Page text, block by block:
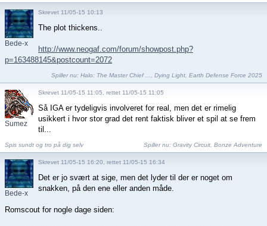
Bede-x
Skrevet 11/05-15 10:13
The plot thickens..
http://www.neogaf.com/forum/showpost.php?
p=163488145&postcount=2072
Spiller nu: Halo: The Master Chief ... Dying Light Earth Defense Force 2025
Sumez
Skrevet 11/05-15 11:05, rettet 11/05-15 11:05
Så IGA er tydeligvis involveret for real, men det er rimelig
usikkert i hvor stor grad det rent faktisk bliver et spil at se frem
til...
Spis sundt og tro på dig selv Spiller nu: Gravity Circuit Bonze Adventure
Bede-x
Skrevet 11/05-15 16:20, rettet 11/05-15 16:34
Det er jo svært at sige, men det lyder til der er noget om
snakken, på den ene eller anden måde.
Romscout for nogle dage siden: